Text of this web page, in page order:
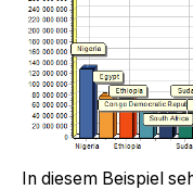
In diesem Beispiel